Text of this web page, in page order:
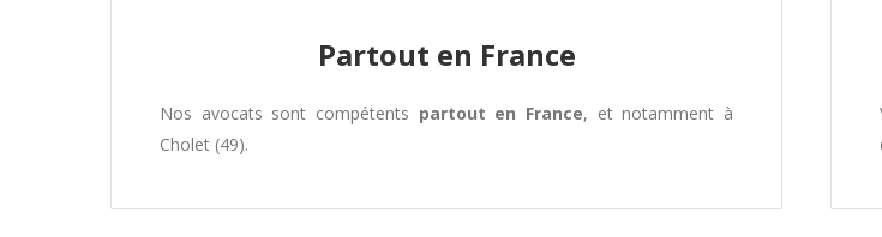
Partout en France
Nos avocats sont compétents partout en France, et notamment à
Cholet (49).